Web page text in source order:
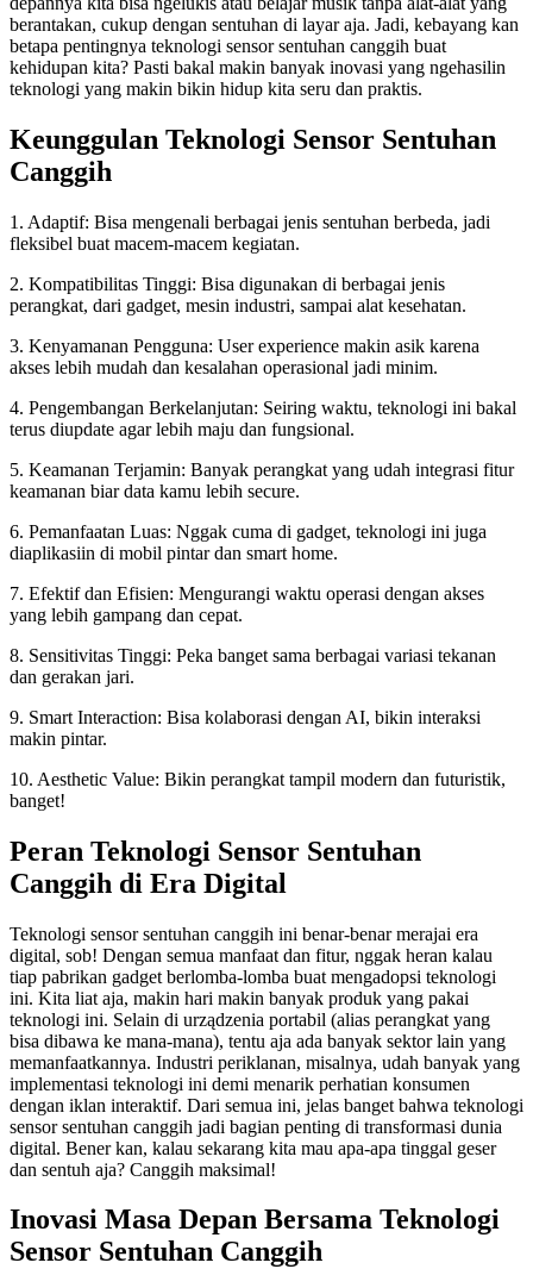
berantakan, cukup dengan sentuhan di layar aja. Jadi, kebayang kan
betapa pentingnya teknologi sensor sentuhan canggih buat
kehidupan kita? Pasti bakal makin banyak inovasi yang ngehasilin
teknologi yang makin bikin hidup kita seru dan praktis.
Keunggulan Teknologi Sensor Sentuhan
Canggih
1. Adaptif: Bisa mengenali berbagai jenis sentuhan berbeda, jadi
fleksibel buat macem-macem kegiatan.
2. Kompatibilitas Tinggi: Bisa digunakan di berbagai jenis
perangkat, dari gadget, mesin industri, sampai alat kesehatan.
3. Kenyamanan Pengguna: User experience makin asik karena
akses lebih mudah dan kesalahan operasional jadi minim.
4. Pengembangan Berkelanjutan: Seiring waktu, teknologi ini bakal
terus diupdate agar lebih maju dan fungsional.
5. Keamanan Terjamin: Banyak perangkat yang udah integrasi fitur
keamanan biar data kamu lebih secure.
6. Pemanfaatan Luas: Nggak cuma di gadget, teknologi ini juga
diaplikasiin di mobil pintar dan smart home.
7. Efektif dan Efisien: Mengurangi waktu operasi dengan akses
yang lebih gampang dan cepat.
8. Sensitivitas Tinggi: Peka banget sama berbagai variasi tekanan
dan gerakan jari.
9. Smart Interaction: Bisa kolaborasi dengan AI, bikin interaksi
makin pintar.
10. Aesthetic Value: Bikin perangkat tampil modern dan futuristik,
banget!
Peran Teknologi Sensor Sentuhan
Canggih di Era Digital
Teknologi sensor sentuhan canggih ini benar-benar merajai era
digital, sob! Dengan semua manfaat dan fitur, nggak heran kalau
tiap pabrikan gadget berlomba-lomba buat mengadopsi teknologi
ini. Kita liat aja, makin hari makin banyak produk yang pakai
teknologi ini. Selain di urządzenia portabil (alias perangkat yang
bisa dibawa ke mana-mana), tentu aja ada banyak sektor lain yang
memanfaatkannya. Industri periklanan, misalnya, udah banyak yang
implementasi teknologi ini demi menarik perhatian konsumen
dengan iklan interaktif. Dari semua ini, jelas banget bahwa teknologi
sensor sentuhan canggih jadi bagian penting di transformasi dunia
digital. Bener kan, kalau sekarang kita mau apa-apa tinggal geser
dan sentuh aja? Canggih maksimal!
Inovasi Masa Depan Bersama Teknologi
Sensor Sentuhan Canggih